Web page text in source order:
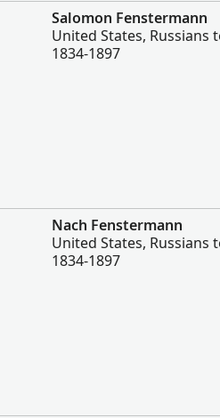
Salomon Fenstermann
United States, Russians
1834-1897
Nach Fenstermann
United States, Russians
1834-1897